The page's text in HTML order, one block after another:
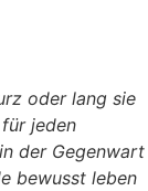
oder lang sie
jeden
der Gegenwart
bewusst leben